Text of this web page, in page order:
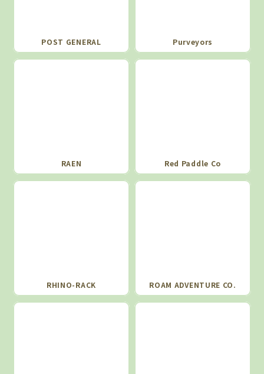
POST GENERAL Purveyors
RAEN Red Paddle Co
RHINO-RACK ROAM ADVENTURE CO.